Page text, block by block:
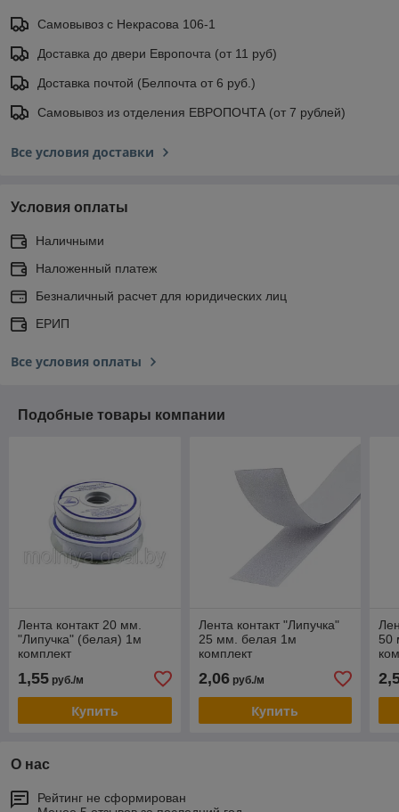
Самовывоз с Некрасова 106-1
Доставка до двери Европочта (от 11 руб)
Доставка почтой (Белпочта от 6 руб.)
Самовывоз из отделения ЕВРОПОЧТА (от 7 рублей)
Все условия доставки
Условия оплаты
Наличными
Наложенный платеж
Безналичный расчет для юридических лиц
ЕРИП
Все условия оплаты
Подобные товары компании
Лента контакт 20 мм.
"Липучка" (белая) 1м
комплект
1,55 руб./м
Купить
Лента контакт "Липучка"
25 мм. белая 1м
комплект
2,06руб./м
Купить
50
О нас
Рейтинг не сформирован